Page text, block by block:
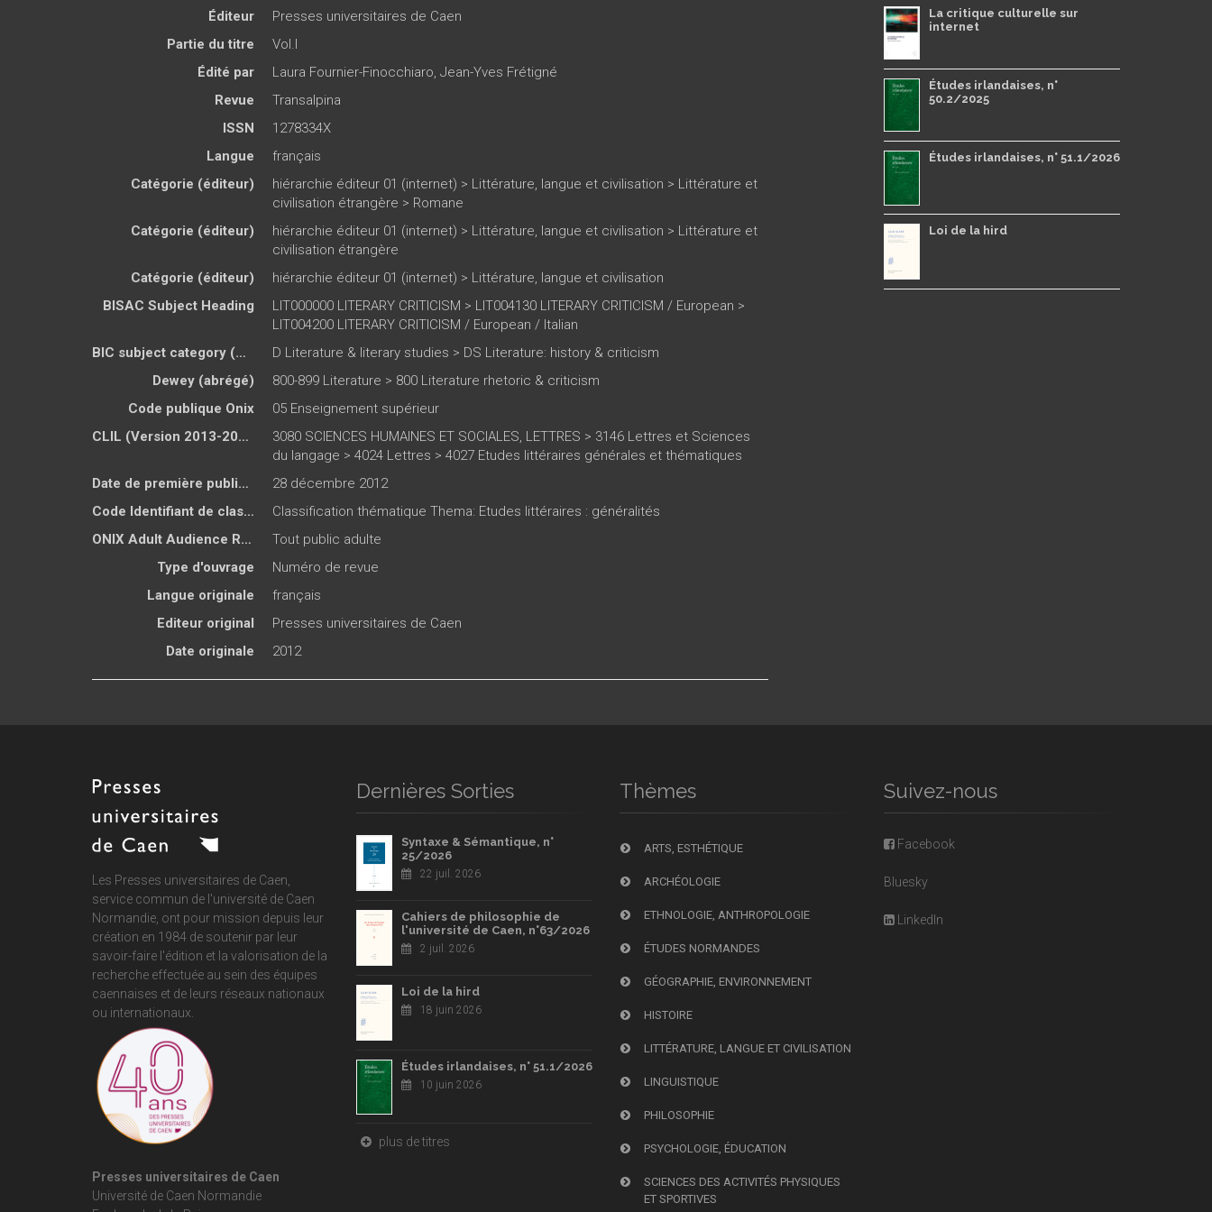
Éditeur
Presses universitaires de Caen
Partie du titre
Vol.I
Édité par
Laura Fournier-Finocchiaro, Jean-Yves Frétigné
Revue
Transalpina
ISSN
1278334X
Langue
français
Catégorie (éditeur)
hiérarchie éditeur 01 (internet) > Littérature, langue et civilisation > Littérature et
civilisation étrangère > Romane
Catégorie (éditeur)
hiérarchie éditeur 01 (internet) > Littérature, langue et civilisation > Littérature et
civilisation étrangère
Catégorie (éditeur)
hiérarchie éditeur 01 (internet) > Littérature, langue et civilisation
BISAC Subject Heading
LIT000000 LITERARY CRITICISM > LIT004130 LITERARY CRITICISM / European >
LIT004200 LITERARY CRITICISM / European / Italian
BIC subject category (UK)
D Literature & literary studies > DS Literature: history & criticism
Dewey (abrégé)
800-899 Literature > 800 Literature rhetoric & criticism
Code publique Onix
05 Enseignement supérieur
CLIL (Version 2013-2019 )
3080 SCIENCES HUMAINES ET SOCIALES, LETTRES > 3146 Lettres et Sciences
du langage > 4024 Lettres > 4027 Etudes littéraires générales et thématiques
Date de première publication du titre
28 décembre 2012
Code Identifiant de classement sujet
Classification thématique Thema: Etudes littéraires : généralités
ONIX Adult Audience Rating
Tout public adulte
Type d'ouvrage
Numéro de revue
Langue originale
français
Editeur original
Presses universitaires de Caen
Date originale
2012
La critique culturelle sur
internet
Études irlandaises, n°
50.2/2025
Études irlandaises, n° 51.1/2026
Loi de la hird
Les Presses universitaires de Caen,
service commun de l'université de Caen
Normandie , ont pour mission depuis leur
création en 1984 de soutenir par leur
savoir-faire l'édition et la valorisation de la
recherche effectuée au sein des équipes
caennaises et de leurs réseaux nationaux
ou internationaux.
Presses universitaires de Caen
Université de Caen Normandie
Dernières Sorties
Syntaxe & Sémantique, n°
25/2026
22 juil. 2026
Cahiers de philosophie de
l'université de Caen, n°63/2026
2 juil. 2026
Loi de la hird
18 juin 2026
Études irlandaises, n° 51.1/2026
10 juin 2026
plus de titres
Thèmes
ARTS, ESTHÉTIQUE
ARCHÉOLOGIE
ETHNOLOGIE, ANTHROPOLOGIE
ÉTUDES NORMANDES
GÉOGRAPHIE, ENVIRONNEMENT
HISTOIRE
LITTÉRATURE, LANGUE ET CIVILISATION
LINGUISTIQUE
PHILOSOPHIE
PSYCHOLOGIE, ÉDUCATION
SCIENCES DES ACTIVITÉS PHYSIQUES
ET SPORTIVES
Suivez-nous
Facebook
Bluesky
LinkedIn